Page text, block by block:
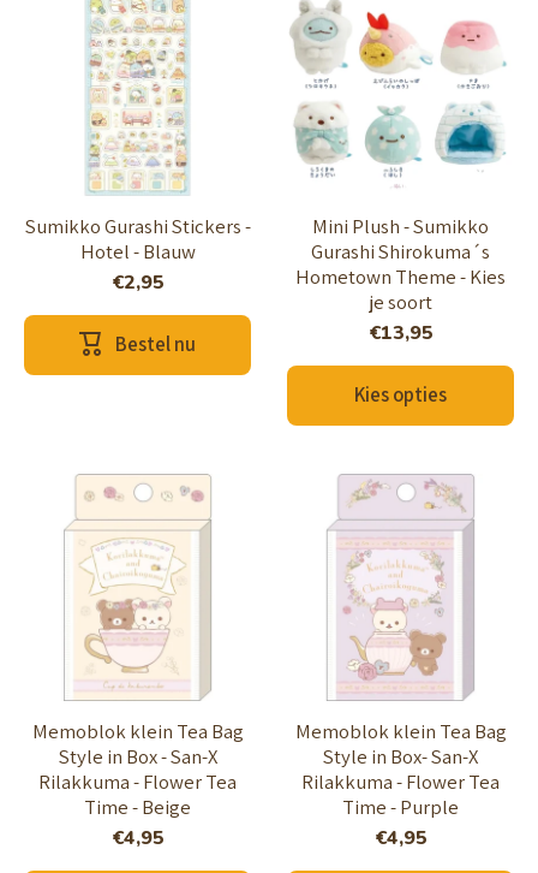
Sumikko Gurashi Stickers -
Hotel - Blauw
€2,95
Bestel nu
Mini Plush - Sumikko
Gurashi Shirokuma´s
Hometown Theme - Kies
je soort
€13,95
Kies opties
Memoblok klein Tea Bag
Style in Box - San-X
Rilakkuma - Flower Tea
Time - Beige
€4,95
Memoblok klein Tea Bag
Style in Box- San-X
Rilakkuma - Flower Tea
Time - Purple
€4,95